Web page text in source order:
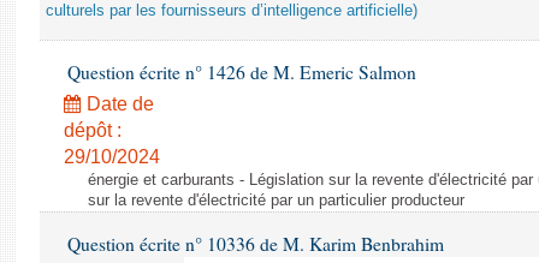
culturels par les fournisseurs d’intelligence artificielle)
Question écrite n° 1426 de M. Emeric Salmon
Date de
dépôt :
29/10/2024
énergie et carburants - Législation sur la revente d'électricité
sur la revente d'électricité par un particulier producteur
Question écrite n° 10336 de M. Karim Benbrahim